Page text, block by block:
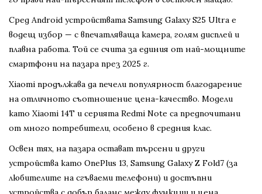
Сред Android устройствата Samsung Galaxy S25 Ultra е
водещ избор — с впечатляваща камера, голям дисплей и
плавна работа. Той се счита за единия от най-мощните
смартфони на пазара през 2025 г.
Xiaomi продължава да печели популярност благодарение
на отличното съотношение цена-качество. Модели
като Xiaomi 14T и серията Redmi Note са предпочитани
от много потребители, особено в средния клас.
Освен тях, на пазара остават търсени и други
устройства като OnePlus 13, Samsung Galaxy Z Fold7 (за
любителите на сгъваеми телефони) и достъпни